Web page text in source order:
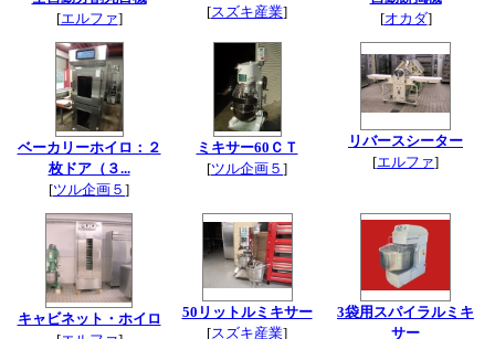
[エルファ]
[スズキ産業]
[オカダ]
ベーカリーホイロ：２
枚ドア（３...
[ツル企画５ ]
ミキサー60ＣＴ
[ツル企画５ ]
リバースシーター
[エルファ]
キャビネット・ホイロ
50リットルミキサー
[スズキ産業]
3袋用スパイラルミキ
サー